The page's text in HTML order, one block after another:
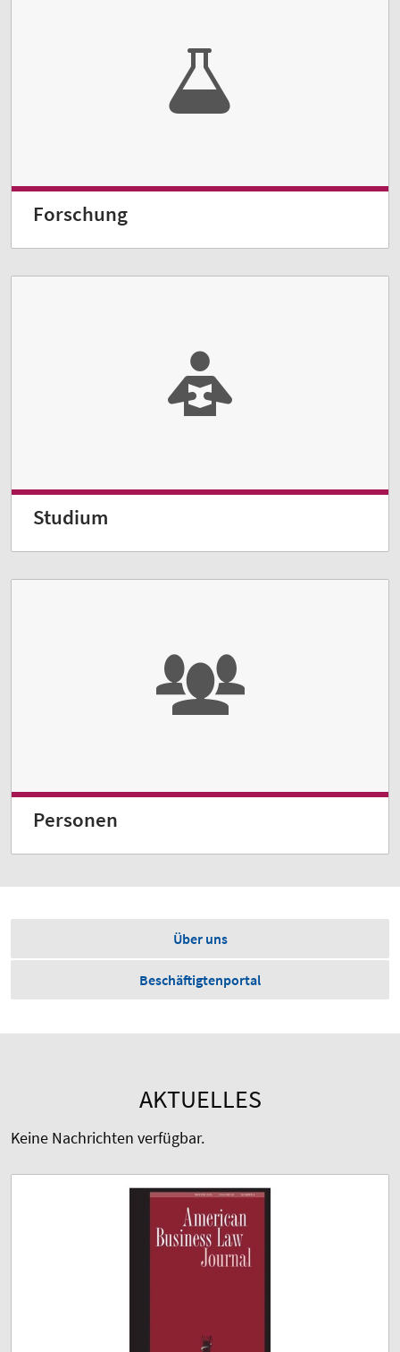
Forschung
Studium
Personen
Über uns
Beschäftigtenportal
AKTUELLES
Keine Nachrichten verfügbar.